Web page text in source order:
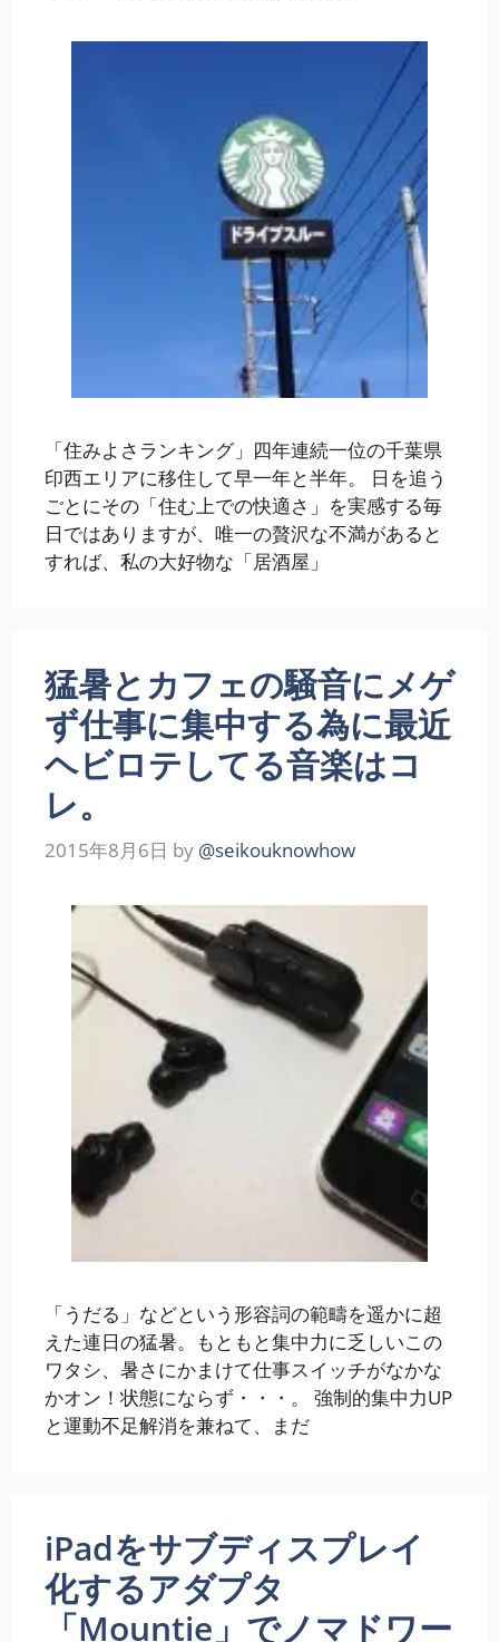
「住みよさランキング」四年連続一位の千葉県
印西エリアに移住して早一年と半年。 日を追う
ごとにその「住む上での快適さ」を実感する毎
日ではありますが、唯一の贅沢な不満があると
すれば、私の大好物な「居酒屋」
猛暑とカフェの騒音にメゲ
ず仕事に集中する為に最近
ヘビロテしてる音楽はコ
レ。
2015年8月6日 by @seikouknowhow
「うだる」などという形容詞の範疇を遥かに超
えた連日の猛暑。もともと集中力に乏しいこの
ワタシ、暑さにかまけて仕事スイッチがなかな
かオン！状態にならず・・・。 強制的集中力UP
と運動不足解消を兼ねて、まだ
iPadをサブディスプレイ
化するアダプタ
「Mountie」でノマドワー